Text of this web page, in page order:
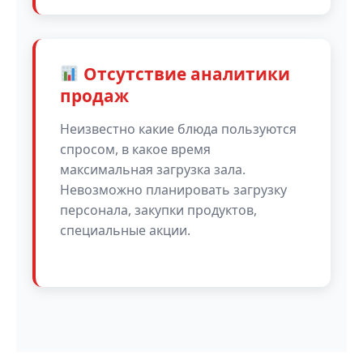
Отсутствие аналитики
продаж
Неизвестно какие блюда пользуются
спросом, в какое время
максимальная загрузка зала.
Невозможно планировать загрузку
персонала, закупки продуктов,
специальные акции.